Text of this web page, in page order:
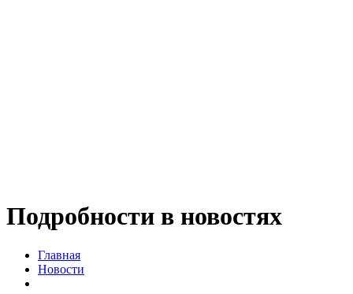
Подробности в новостях
Главная
Новости